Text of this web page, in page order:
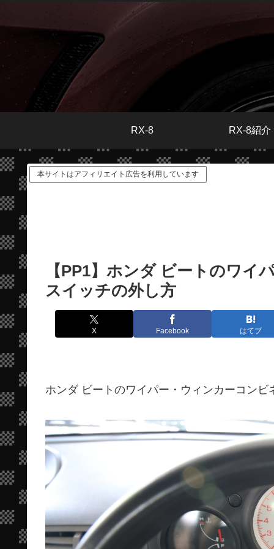
RX-8 RX-8紹介
本サイトはアフィリエイト広告を利用しています
【PP1】ホンダ ビートのワイ
スイッチの外し方
X Facebook はてブ
ホンダ ビートのワイパー・ウィンカーコン